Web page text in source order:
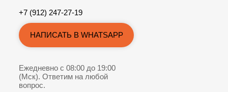
+7 (912) 247-27-19
НАПИСАТЬ В WHATSAPP
Ежедневно с 08:00 до 19:00
(Мск). Ответим на любой
вопрос.